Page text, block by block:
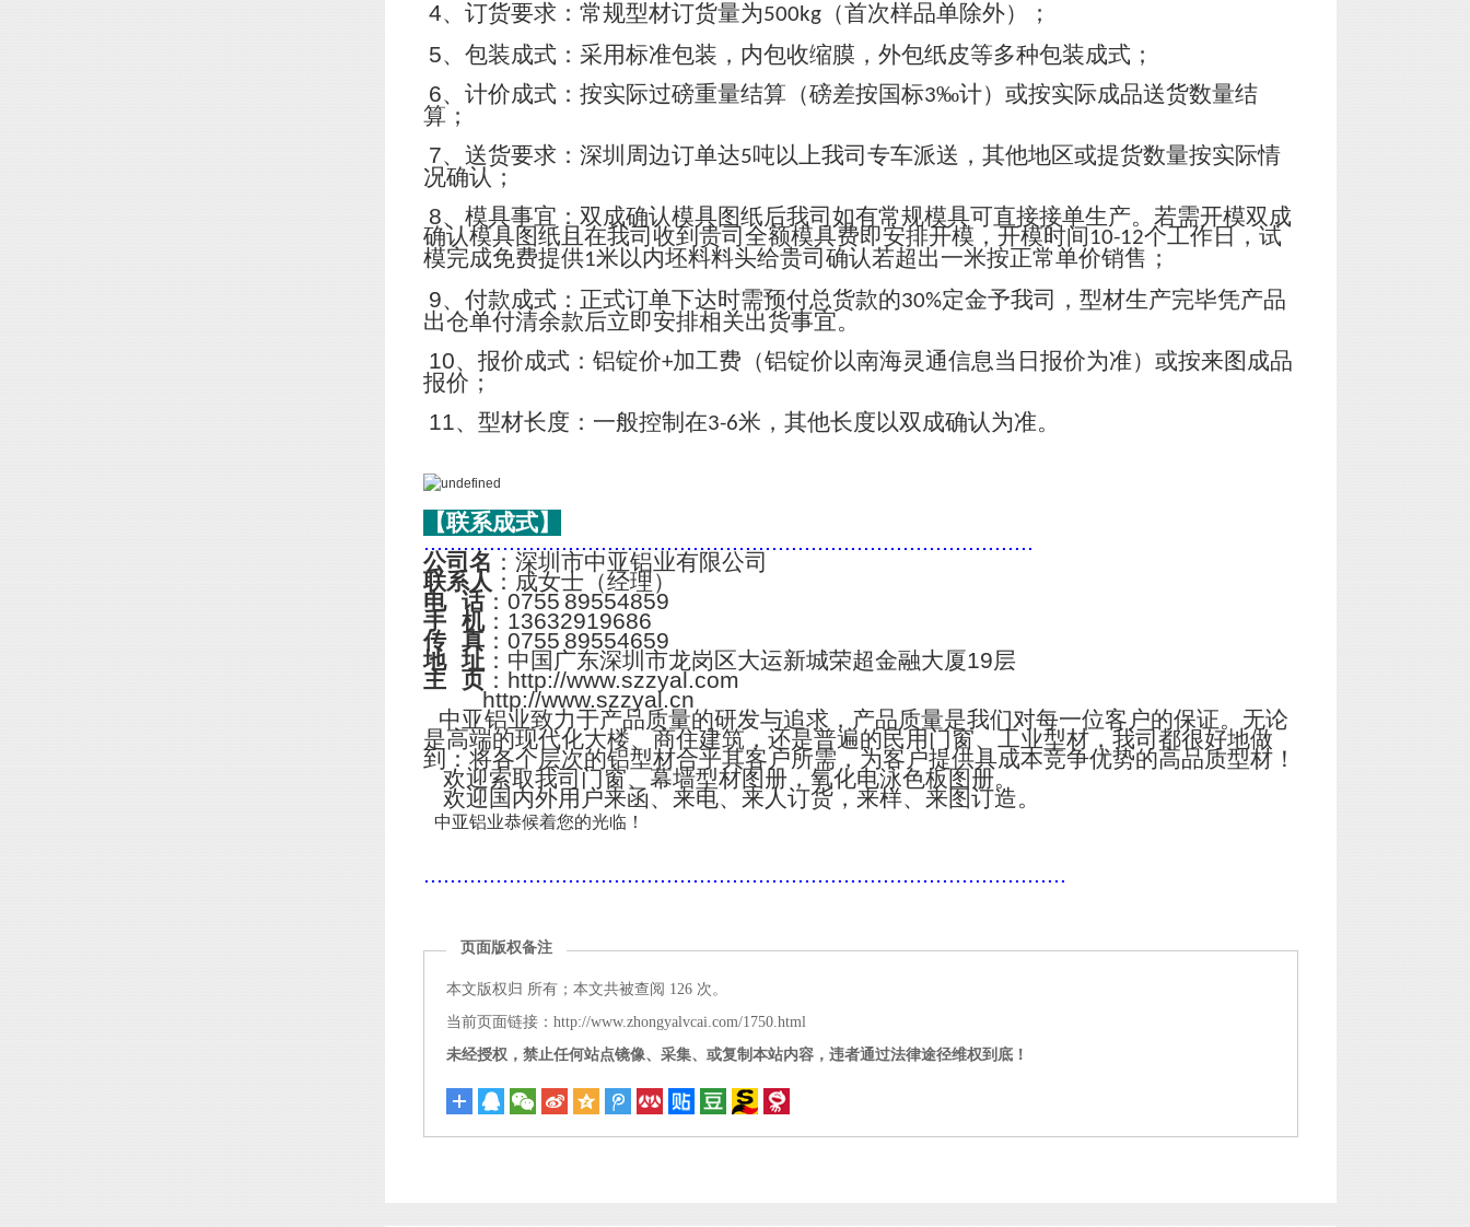
4、订货要求：常规型材订货量为500kg（首次样品单除外）；
5、包装成式：采用标准包装，内包收缩膜，外包纸皮等多种包装成式；
6、计价成式：按实际过磅重量结算（磅差按国标3‰计）或按实际成品送货数量结
算；
7、送货要求：深圳周边订单达5吨以上我司专车派送，其他地区或提货数量按实际情
况确认；
8、模具事宜：双成确认模具图纸后我司如有常规模具可直接接单生产。若需开模双成
确认模具图纸且在我司收到贵司全额模具费即安排开模，开模时间10-12个工作日，试
模完成免费提供1米以内坯料料头给贵司确认若超出一米按正常单价销售；
9、付款成式：正式订单下达时需预付总货款的30%定金予我司，型材生产完毕凭产品
出仓单付清余款后立即安排相关出货事宜。
10、报价成式：铝锭价+加工费（铝锭价以南海灵通信息当日报价为准）或按来图成品
报价；
11、型材长度：一般控制在3-6米，其他长度以双成确认为准。
【联系成式】
.............................................................................................
公司名 ：深圳市中亚铝业有限公司
联系人 ：成女士（经理）
电 话：0755 89554859
手 机：13632919686
传 真：0755 89554659
地 址：中国广东深圳市龙岗区大运新城荣超金融大厦19层
主 页：http://www.szzyal.com
http://www.szzyal.cn
中亚铝业致力于产品质量的研发与追求，产品质量是我们对每一位客户的保证。无论
是高端的现代化大楼、商住建筑，还是普遍的民用门窗、工业型材，我司都很好地做
到：将各个层次的铝型材合乎其客户所需，为客户提供具成本竞争优势的高品质型材！
欢迎索取我司门窗、幕墙型材图册，氧化电泳色板图册。
欢迎国内外用户来函、来电、来人订货，来样、来图订造。
中亚铝业恭候着您的光临！
..................................................................................................
页面版权备注
本文版权归 所有；本文共被查阅 126 次。
当前页面链接：http://www.zhongyalvcai.com/1750.html
未经授权，禁止任何站点镜像、采集、或复制本站内容，违者通过法律途径维权到底！